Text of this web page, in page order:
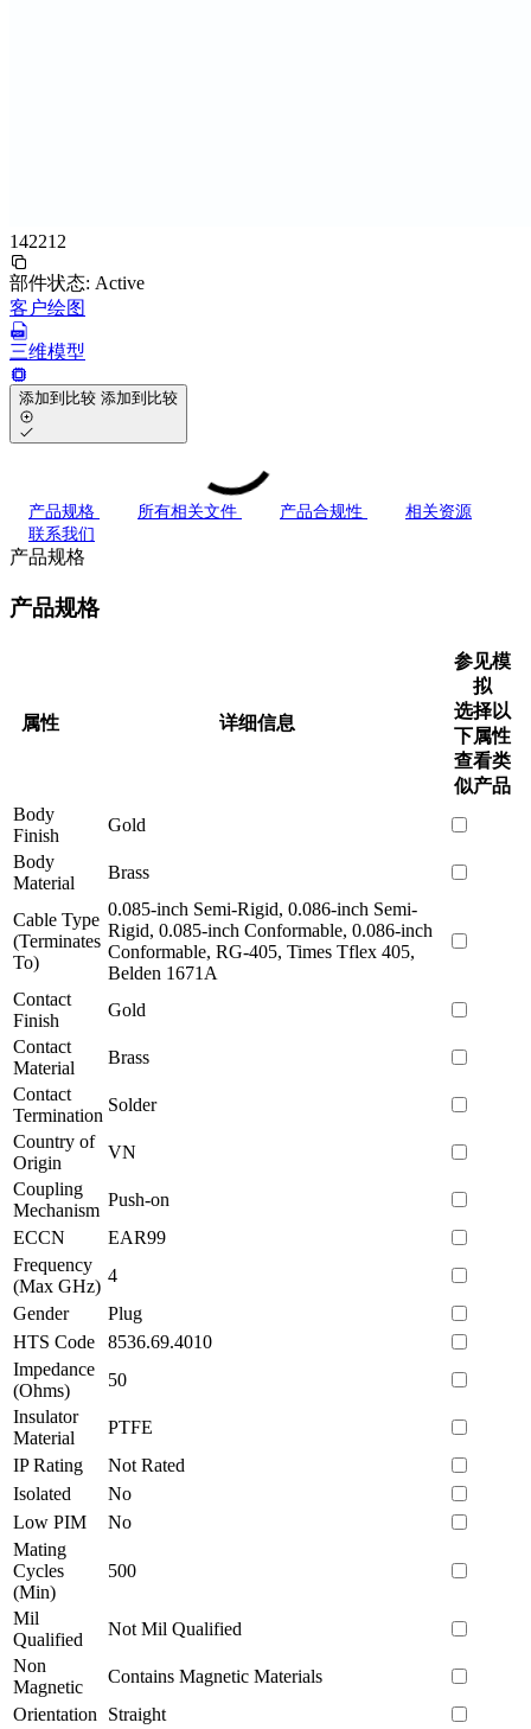
142212
部件状态: Active
客户绘图
三维模型
添加到比较 添加到比较
产品规格 所有相关文件 产品合规性
相关资源
联系我们
产品规格
产品规格
属性 详细信息
参见模
拟
选择以
下属性
查看类
似产品
Body
Finish
Gold
Body
Material
Brass
Cable Type
(Terminates
To)
0.085-inch Semi-Rigid, 0.086-inch Semi-
Rigid, 0.085-inch Conformable, 0.086-inch
Conformable, RG-405, Times Tflex 405,
Belden 1671A
Contact
Finish
Gold
Contact
Material
Brass
Contact
Termination
Solder
Country of
Origin
VN
Coupling
Mechanism
Push-on
ECCN
EAR99
Frequency
(Max GHz)
4
Gender
Plug
HTS Code
8536.69.4010
Impedance
(Ohms)
50
Insulator
Material
PTFE
IP Rating
Not Rated
Isolated
No
Low PIM
No
Mating
Cycles
(Min)
500
Mil
Qualified
Not Mil Qualified
Non
Magnetic
Contains Magnetic Materials
Orientation
Straight